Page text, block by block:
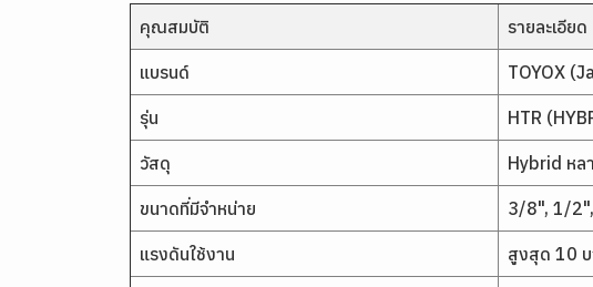
คุณสมบัติ รายละเอียด
แบรนด์ TOYOX
รุ่น HTR
วัสดุ Hybrid หล
ขนาดที่มีจำหน่าย 3/8", 1/
แรงดันใช้งาน สูงสุด 10